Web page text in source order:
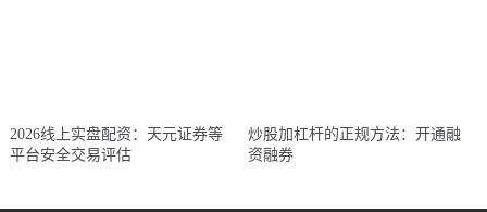
2026线上实盘配资：天元证券等
平台安全交易评估
炒股加杠杆的正规方法：开通融
资融券